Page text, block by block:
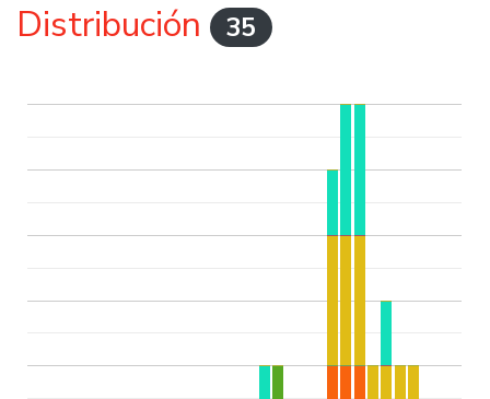
Distribución 35